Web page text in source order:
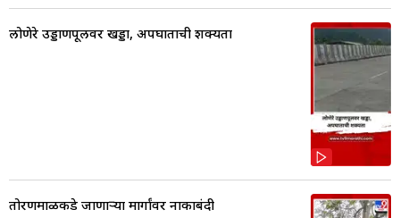
लोणेरे उड्डाणपूलवर खड्डा, अपघाताची शक्यता
तोरणमाळकडे जाणाऱ्या मार्गांवर नाकाबंदी